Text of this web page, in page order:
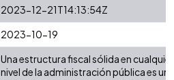
2023-12-21T14:13:54Z
2023-10-19
Una estructura fiscal sólida en cualquier
nivel de la administración pública es una